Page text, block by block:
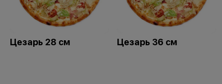
Цезарь 28 см Цезарь 36 см